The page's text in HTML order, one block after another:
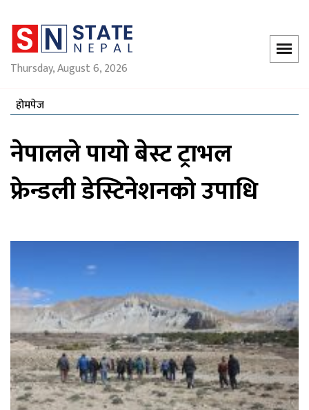
Thursday, August 6, 2026
होमपेज
नेपालले पायो बेस्ट ट्राभल
फ्रेन्डली डेस्टिनेशनको उपाधि